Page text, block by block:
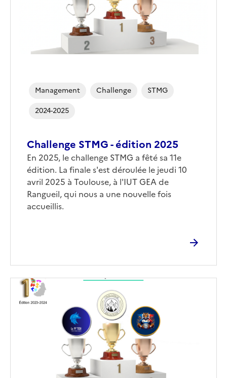
Challenge STMG - édition 2025
Corps
En 2025, le challenge STMG a fêté sa 11e
édition. La finale s'est déroulée le jeudi 10
avril 2025 à Toulouse, à l'IUT GEA de
Rangueil, qui nous a une nouvelle fois
accueillis.
Management Challenge
STMG
2024-2025
Image